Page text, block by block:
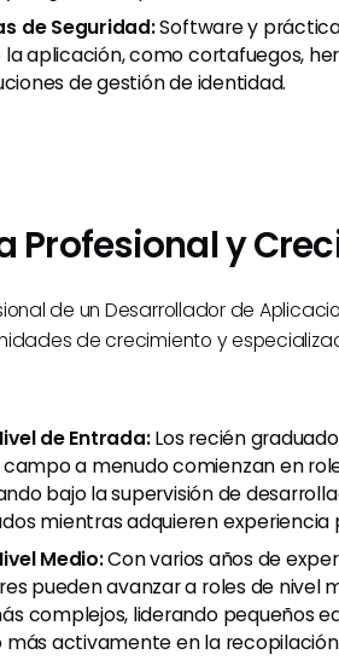
de Seguridad:Software y
la aplicación, como cortafuegos,
de gestión de identidad.
Profesional y
de un Desarrollador de
de crecimiento y
de Entrada:Los recién
campo a menudo comienzan en
bajo la supervisión de
mientras adquieren experiencia
Medio:Con varios años de
pueden avanzar a roles de nivel
complejos, liderando pequeños
activamente en la